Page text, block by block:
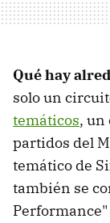
Qué hay
solo un
temáticos, un
partidos del
temático de
también se